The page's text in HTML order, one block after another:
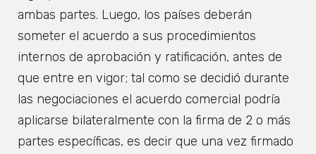
ambas partes. Luego, los países deberán
someter el acuerdo a sus procedimientos
internos de aprobación y ratificación, antes de
que entre en vigor; tal como se decidió durante
las negociaciones el acuerdo comercial podría
aplicarse bilateralmente con la firma de 2 o más
partes específicas, es decir que una vez firmado